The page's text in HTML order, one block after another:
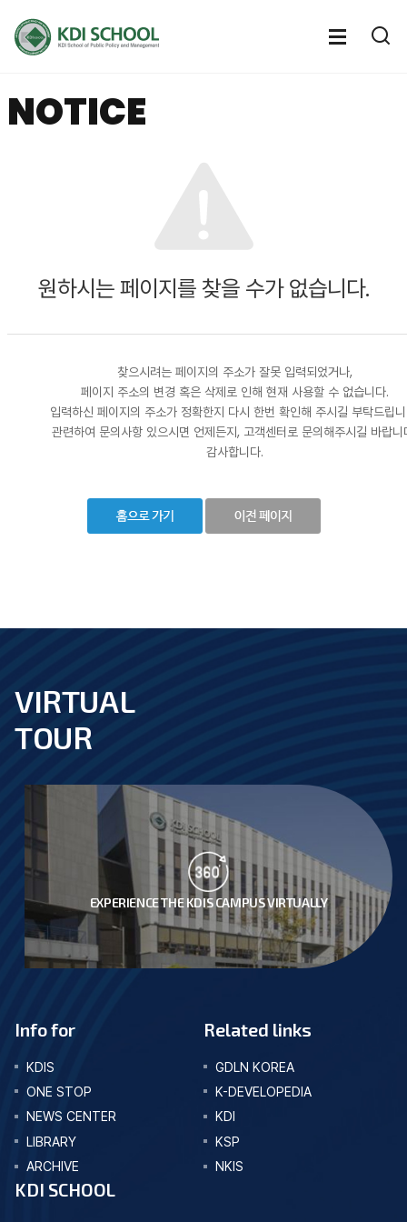
열
전
체
뉴
NOTICE
원하시는 페이지를 찾을 수가 없습니다.
찾으시려는 페이지의 주소가 잘못 입력되었거나,
페이지 주소의 변경 혹은 삭제로 인해 현재 사용할 수 없습니다.
입력하신 페이지의 주소가 정확한지 다시 한번 확인해 주시길 부탁드립
관련하여 문의사항 있으시면 언제든지, 고객센터로 문의해주시길 바랍니
감사합니다.
footer
VIRTUAL
TOUR
EXPERIENCE THE KDIS CAMPUS VIRTUALLY
Info for
KDIS
ONE STOP
NEWS CENTER
LIBRARY
ARCHIVE
Related links
GDLN KOREA
K-DEVELOPEDIA
KDI
KSP
NKIS
KDI SCHOOL